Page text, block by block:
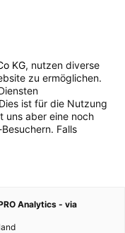
KG, nutzen diverse
zu ermöglichen.
ist für die Nutzung
uns aber eine noch
Falls
Analytics - via